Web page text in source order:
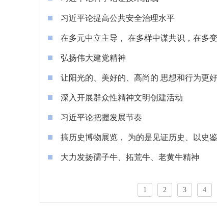
习近平论提高公共安全治理水平
在多元中立主导， 在多样中谋共识，在多
弘扬伟大建党精神
让阳光的、美好的、高尚的 思想和行为更
深入开展群众性精神文明创建活动
习近平论把握发展节奏
搞历史博物展览， 为的是见证历史、以史
大力发扬孺子牛、拓荒牛、老黄牛精神
1 2 3 4